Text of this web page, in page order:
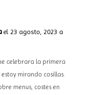
el 23 agosto, 2023 a
celebrara la primera
mirando cosillas.
menus, costes en